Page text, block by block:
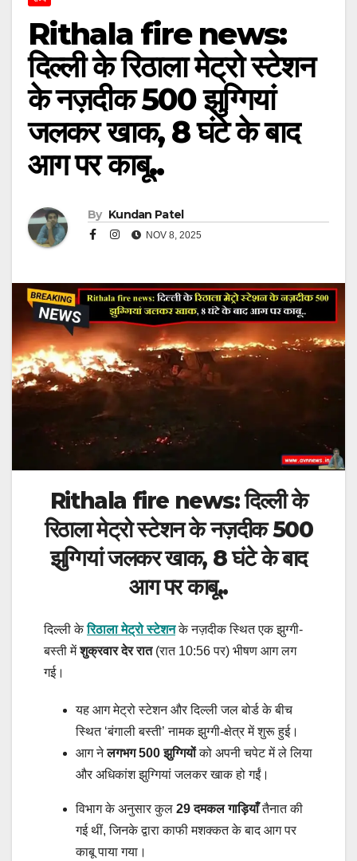
Rithala fire news:
दिल्ली के रिठाला मेट्रो स्टेशन
के नज़दीक 500 झुग्गियां
जलकर खाक, 8 घंटे के बाद
आग पर काबू..
By Kundan Patel
NOV 8, 2025
Rithala fire news: दिल्ली के
रिठाला मेट्रो स्टेशन के नज़दीक 500
झुग्गियां जलकर खाक, 8 घंटे के बाद
आग पर काबू..
दिल्ली केरिठाला मेट्रो स्टेशनके नज़दीक स्थित एक झुग्गी-
बस्ती मेंशुक्रवार देर रात(रात 10:56 पर) भीषण आग लग
गई।
यह आग मेट्रो स्टेशन और दिल्ली जल बोर्ड के बीच
स्थित ‘बंगाली बस्ती’ नामक झुग्गी-क्षेत्र में शुरू हुई।
आग नेलगभग 500 झुग्गियोंको अपनी चपेट में ले लिया
और अधिकांश झुग्गियां जलकर खाक हो गईं।
विभाग के अनुसार कुल 29 दमकल गाड़ियाँतैनात की
गई थीं, जिनके द्वारा काफी मशक्कत के बाद आग पर
काबू पाया गया।